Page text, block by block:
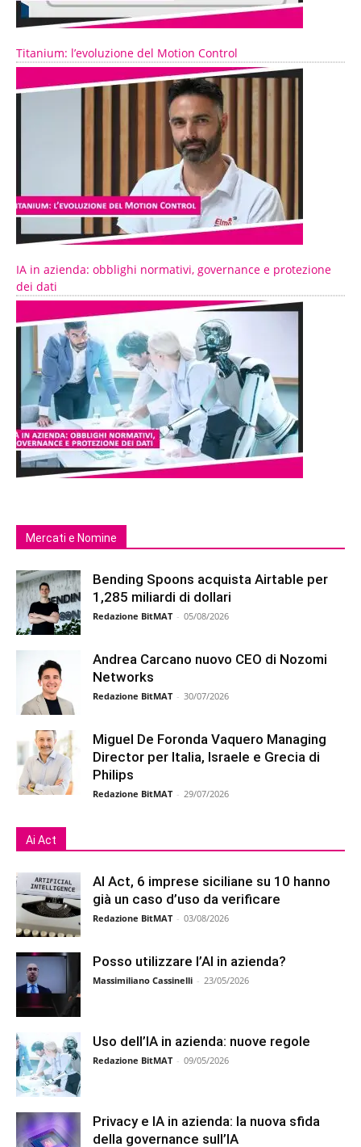
Titanium: l’evoluzione del Motion Control
IA in azienda: obblighi normativi, governance e protezione
dei dati
Mercati e Nomine
Bending Spoons acquista Airtable per
1,285 miliardi di dollari
Redazione BitMAT - 05/08/2026
Andrea Carcano nuovo CEO di Nozomi
Networks
Redazione BitMAT - 30/07/2026
Miguel De Foronda Vaquero Managing
Director per Italia, Israele e Grecia di
Philips
Redazione BitMAT - 29/07/2026
Ai Act
AI Act, 6 imprese siciliane su 10 hanno
già un caso d’uso da verificare
Redazione BitMAT - 03/08/2026
Posso utilizzare l’AI in azienda?
Massimiliano Cassinelli - 23/05/2026
Uso dell’IA in azienda: nuove regole
Redazione BitMAT - 09/05/2026
Privacy e IA in azienda: la nuova sfida
della governance sull’IA